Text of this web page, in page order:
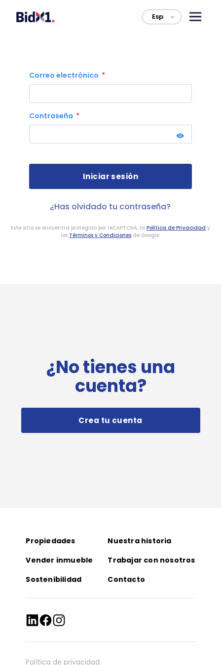
Esp >
¿No tienes una
cuenta?
Crea tu cuenta
Correo electrónico
Contraseña
¿Has olvidado tu contraseña?
Este sitio se encuentra protegido por reCAPTCHA, la Política de Privacidad y
los Términos y Condiciones de Google.
Propiedades
Nuestra historia
Vender inmueble
Trabajar con nosotros
Sostenibilidad
Contacto
Política de privacidad